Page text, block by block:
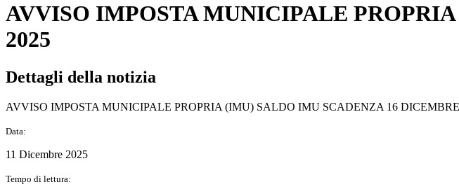
AVVISO IMPOSTA MUNICIPALE
2025
Dettagli della notizia
AVVISO IMPOSTA MUNICIPALE PROPRIA (IMU) SALDO IMU SCADENZA 16
Data:
11 Dicembre 2025
Tempo di lettura: